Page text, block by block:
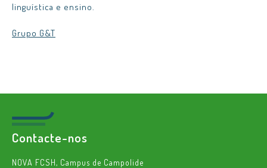
linguística e ensino.
Grupo G&T
Contacte-nos
NOVA FCSH, Campus de Campolide